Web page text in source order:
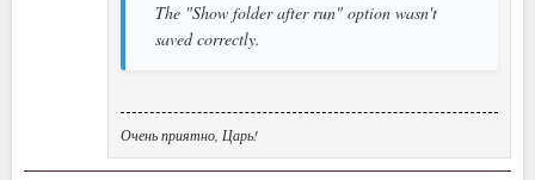
The "Show folder after run" option wasn't
saved correctly.
Очень приятно, Царь!